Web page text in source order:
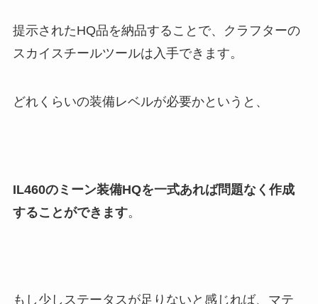
提示されたHQ品を納品することで、クラフターの
スカイスチールツールは入手できます。
どれくらいの装備レベルが必要かというと、
IL460のミーン装備HQを一式あれば問題なく作成
することができます。
もし少しステータスが足りないと感じれば、マテ